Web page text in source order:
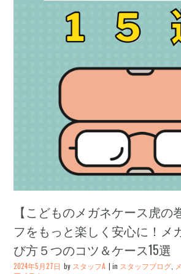
【こどものメガネケース虎の
フをもっと楽しく安心に！メ
び方５つのコツ＆ケース15選
2024年5月27日 by スタッフA in スタッフブログ